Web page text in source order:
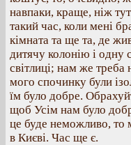
навпаки, краще, ніж
такий час, коли мені
кімната та ще та, де
дитячу колонію і одну
світлиці; нам же
мого спочинку були
їм було добре.
щоб Усім нам було
це буде неможливо, то
в Києві. Час ще є.